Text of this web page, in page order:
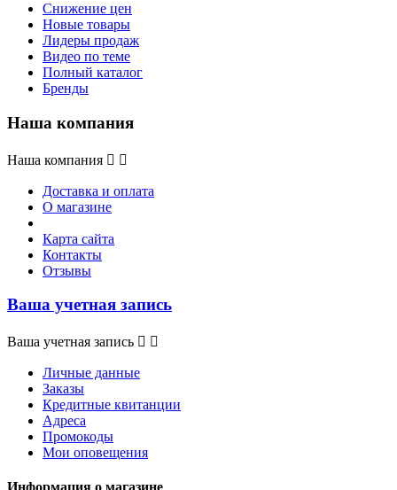
Снижение цен
Новые товары
Лидеры продаж
Видео по теме
Полный каталог
Бренды
Наша компания
Наша компания  
Доставка и оплата
О магазине
Карта сайта
Контакты
Отзывы
Ваша учетная запись
Ваша учетная запись  
Личные данные
Заказы
Кредитные квитанции
Адреса
Промокоды
Мои оповещения